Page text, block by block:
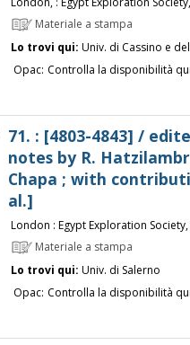
Materiale a stampa
Lo trovi qui: Univ. di Cassino e
Opac: Controlla la disponibilità
71. : [4803-4843] /
notes by R.
Chapa ; with
al.]
London : Egypt Exploration
Materiale a stampa
Lo trovi qui: Univ. di Salerno
Opac: Controlla la disponibilità